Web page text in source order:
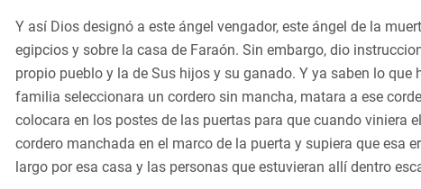
Y así Dios designó a este ángel vengador, este ángel de la
egipcios y sobre la casa de Faraón. Sin embargo, dio
propio pueblo y la de Sus hijos y su ganado. Y ya saben lo
familia seleccionara un cordero sin mancha, matara a ese
colocara en los postes de las puertas para que cuando viniera
cordero manchada en el marco de la puerta y supiera que esa
largo por esa casa y las personas que estuvieran allí dentro